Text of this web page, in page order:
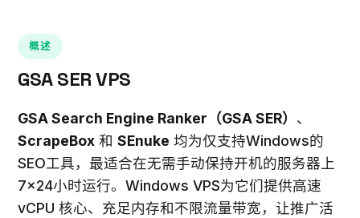
概述
GSA SER VPS
GSA Search Engine Ranker（GSA SER） 、
ScrapeBox 和 SEnuke 均为仅支持Windows的
SEO工具，最适合在无需手动保持开机的服务器上
7×24小时运行。Windows VPS为它们提供高速
vCPU 核心、充足内存和不限流量带宽，让推广活